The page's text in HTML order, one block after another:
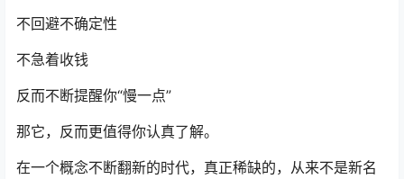
不回避不确定性
不急着收钱
反而不断提醒你“慢一点”
那它，反而更值得你认真了解。
在一个概念不断翻新的时代，真正稀缺的，从来不是新名